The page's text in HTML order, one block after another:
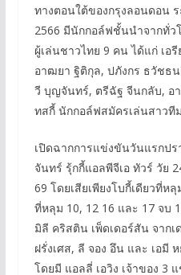
ทางตอนใต้ของกรุงลอนดอน
2566 มีนักกอล์ฟชั้นนำจากทั่ว
ผู้เล่นชาวไทย 9 คน ได้แก่ เอ
อาฒยา ฐิติกุล, ปภังกร ธวัชธ
วี บุญจันทร์, ตรีฉัฐ จีนกลับ, อ
ทสกี้ นักกอล์ฟสมัครเล่นสาวที
เปิดฉากการแข่งขันวันแรกป
จันทร์ รุ้กกี้แอลพีจีเอ ทัวร์ วัย
69 โดยเสียเพียงโบกี้เดียวที่ห
ที่หลุม 10, 12 16 และ 17 จบ
มิลี คริสติน เพ็ดเดอร์สัน จาก
ฝรั่งเศส, ลี จอง อึน และ เอมี
โดยมี แอลลี่ เอวิง เจ้าของ 3